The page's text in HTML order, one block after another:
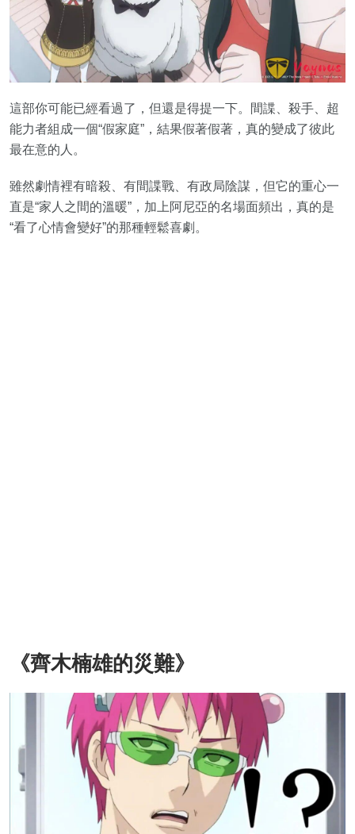
這部你可能已經看過了，但還是得提一下。間諜、殺手、超
能力者組成一個“假家庭”，結果假著假著，真的變成了彼此
最在意的人。
雖然劇情裡有暗殺、有間諜戰、有政局陰謀，但它的重心一
直是“家人之間的溫暖”，加上阿尼亞的名場面頻出，真的是
“看了心情會變好”的那種輕鬆喜劇。
《齊木楠雄的災難》